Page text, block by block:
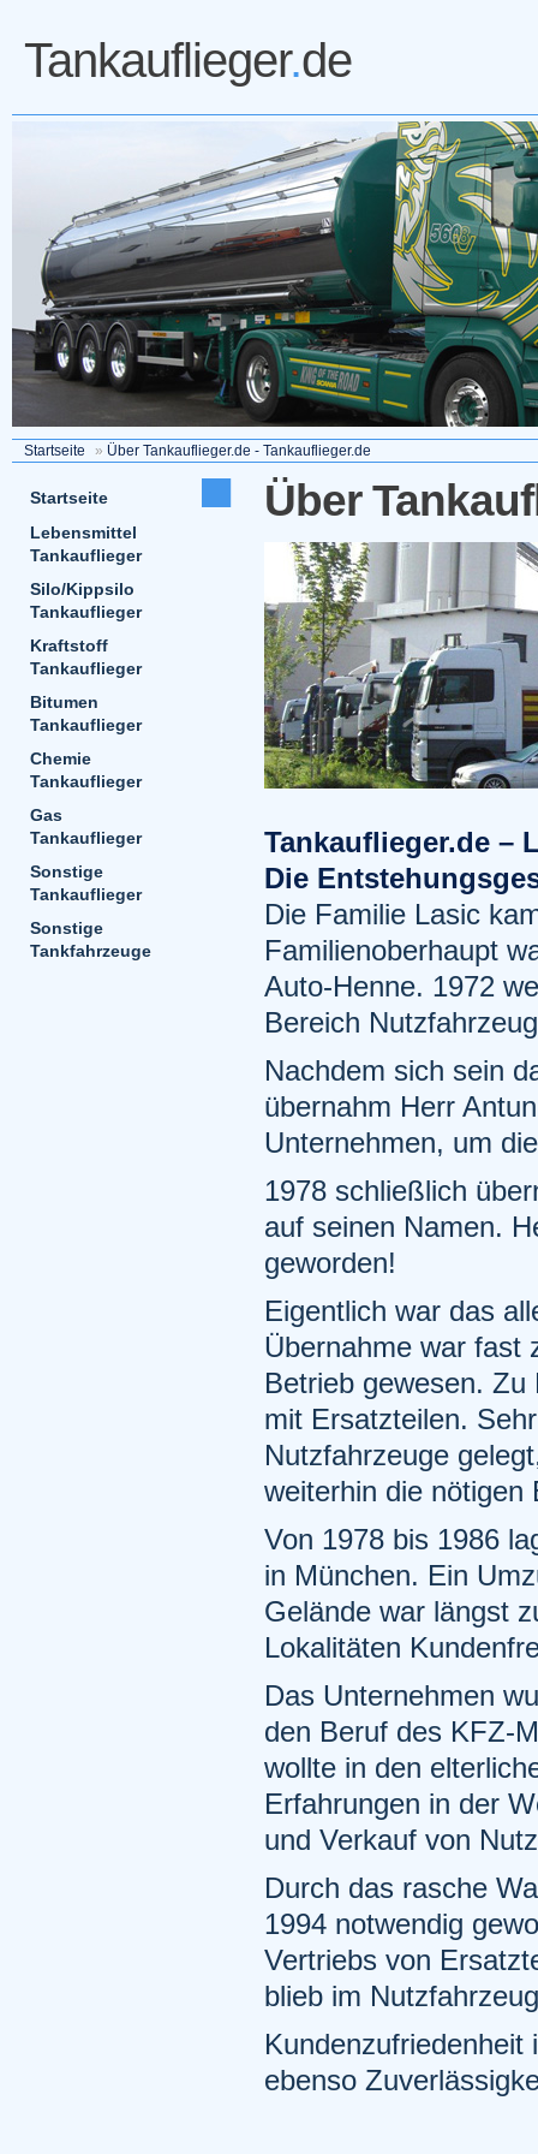
Tankauflieger.de
Startseite » Über Tankauflieger.de - Tankauflieger.de
Startseite
Lebensmittel
Tankauflieger
Silo/Kippsilo
Tankauflieger
Kraftstoff
Tankauflieger
Bitumen
Tankauflieger
Chemie
Tankauflieger
Gas
Tankauflieger
Sonstige
Tankauflieger
Sonstige
Tankfahrzeuge
Über
Tankauflieger.de –
Die
Die Familie Lasic
Familienoberhaupt
Auto-Henne. 1972
Bereich
Nachdem sich sein
übernahm Herr
Unternehmen, um
1978 schließlich
auf seinen Namen.
geworden!
Eigentlich war das
Übernahme war fast
Betrieb gewesen.
mit Ersatzteilen.
Nutzfahrzeuge
weiterhin die nötigen
Von 1978 bis 1986
in München. Ein
Gelände war längst
Lokalitäten
Das Unternehmen
den Beruf des KFZ-
wollte in den
Erfahrungen in der
und Verkauf von
Durch das rasche
1994 notwendig
Vertriebs von
blieb im
ebenso